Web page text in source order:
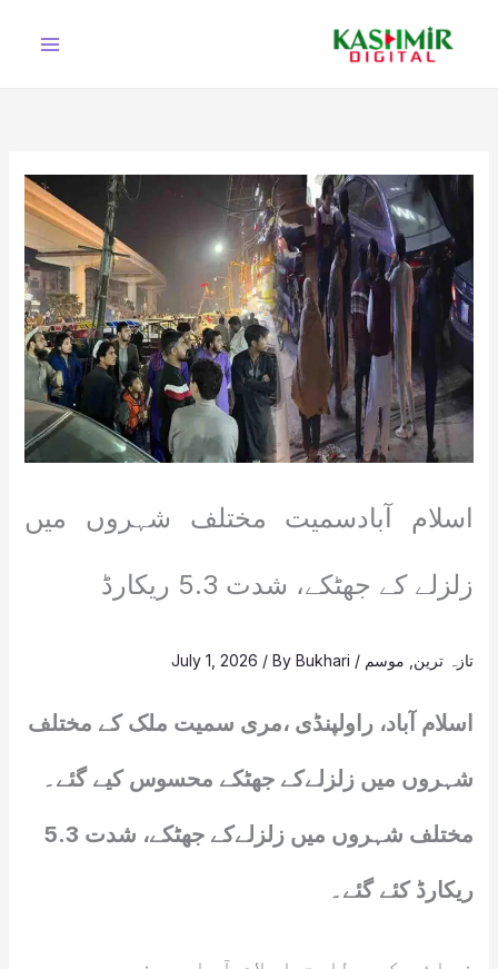
اسلام آبادسمیت مختلف شہروں میں
زلزلے کے جھٹکے، شدت 5.3 ریکارڈ
تازہ ترین موسم /
July 1, 2026 / ByBukhari
اسلام آباد، راولپنڈی ،مری سمیت ملک کے مختلف
شہروں میں زلزلےکے جھٹکے محسوس کیے گئے۔
مختلف شہروں میں زلزلےکے جھٹکے، شدت 5.3
ریکارڈ کئے گئے۔